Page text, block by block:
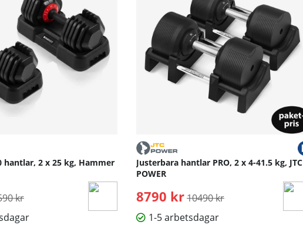
hantlar, 2 x 25 kg, Hammer
pris:
kr
Justerbara hantlar PRO, 2 x 4-41.5 kg, JTC
POWER
8790 kr Ordinarie pris:
10490 kr
1-5 arbetsdagar